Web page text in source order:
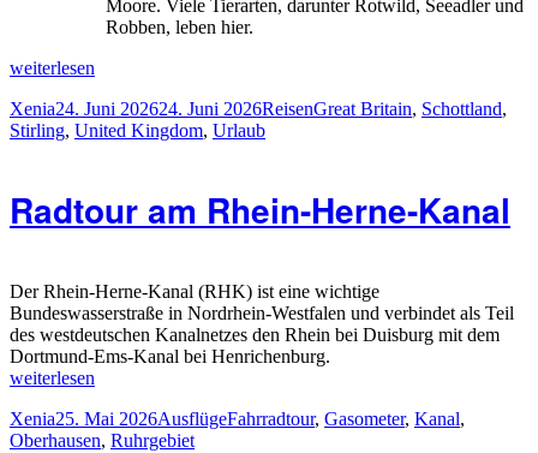
Moore. Viele Tierarten, darunter Rotwild, Seeadler und
Robben, leben hier.
„Urlaub
Schottland
2026“
weiterlesen
Autor
XeniaVeröffentlicht
am
24. Juni 202624. Juni 2026Kategorien
ReisenSchlagwörter
Great Britain, Schottland,
Stirling, United Kingdom, Urlaub
Radtour am Rhein-Herne-Kanal
Der Rhein-Herne-Kanal (RHK) ist eine wichtige
Bundeswasserstraße in Nordrhein-Westfalen und verbindet als Teil
des westdeutschen Kanalnetzes den Rhein bei Duisburg mit dem
Dortmund-Ems-Kanal bei Henrichenburg.
„Radtour
Rhein-
Herne-
weiterlesen
Autor
XeniaVeröffentlicht
am
25. Mai 2026Kategorien
AusflügeSchlagwörter
Fahrradtour, Gasometer, Kanal,
Oberhausen, Ruhrgebiet